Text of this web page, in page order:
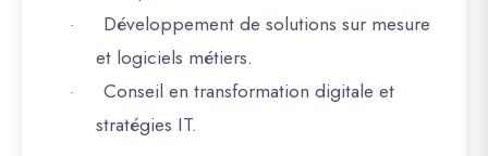
·
Développement de solutions sur mesure
et logiciels métiers.
·
Conseil en transformation digitale et
stratégies IT.